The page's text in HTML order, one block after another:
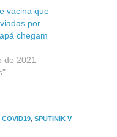
vacina que
por
chegam
de 2021
COVID19, SPUTINIK V